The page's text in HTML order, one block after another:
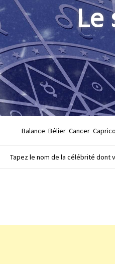
Le
Balance Bélier Cancer
Tapez le nom de la célébrité dont